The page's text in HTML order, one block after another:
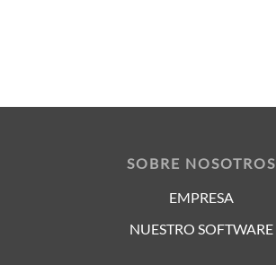
SOBRE NOSOTROS
EMPRESA
NUESTRO SOFTWARE